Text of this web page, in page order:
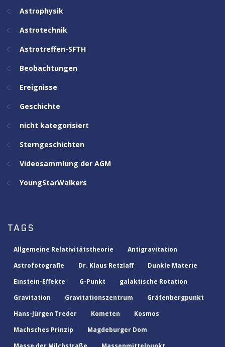
Astrophysik
Astrotechnik
Astrotreffen-SFTH
Beobachtungen
Ereignisse
Geschichte
nicht kategorisiert
Sterngeschichten
Videosammlung der AGM
YoungStarWalkers
TAGS
Allgemeine Relativitätstheorie
Antigravitation
Astrofotografie
Dr. Klaus Retzlaff
Dunkle Materie
Einstein-Effekte
G-Punkt
galaktische Rotation
Gravitation
Gravitationszentrum
Gräfenbergpunkt
Hans-Jürgen Treder
Kometen
Kosmos
Machsches Prinzip
Magdeburger Dom